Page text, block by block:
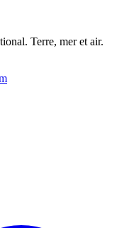
Terre, mer et air.